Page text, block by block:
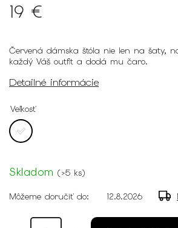
19 €
Červená dámska štóla nie len na šaty,
každý Váš outfit a dodá mu čaro.
Detailné informácie
Veľkosť
Skladom (>5 ks)
Môžeme doručiť do: 12.8.2026